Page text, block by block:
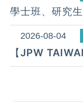
學士班、研究
STUDENT
2026-08-04
【JPW
DESIGN